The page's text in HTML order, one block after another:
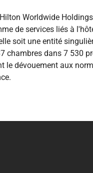
Worldwide
de services liés à
soit une entité
chambres dans 7 530
le dévouement aux